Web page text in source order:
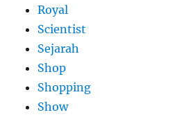
Royal
Scientist
Sejarah
Shop
Shopping
Show